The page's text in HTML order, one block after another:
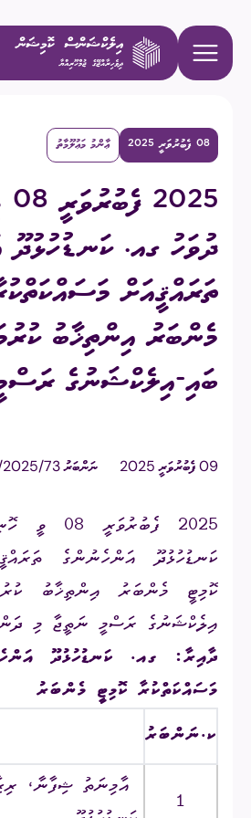
08 ފެބުރުވަރީ 2025 ޢާންމު މަޢުލޫމާތު
ދުވަހު ގއ.
ތަރައްޤީއަށް
މެންބަރު އިންތިޚާބު
ބައި-އިލެކްޝަނުގެ
09 ފެބުރުވަރީ 2025 ނަންބަރު73
2025
ކަނޑުހުޅުދޫ އަންހެނުންގެ
ކޮމިޓީ މެންބަރު އިންތިޚާބު
އިލެކްޝަނުގެ ރަސްމީ ނަތީޖާ މި
ދާއިރާ: ގއ. ކަނޑުހުޅުދޫ
މަސައްކަތްކުރާ ކޮމިޓީ މެންބަރު
ކ.ނަންބަރު
1
އާމިނަތު ޝިފާނާ،